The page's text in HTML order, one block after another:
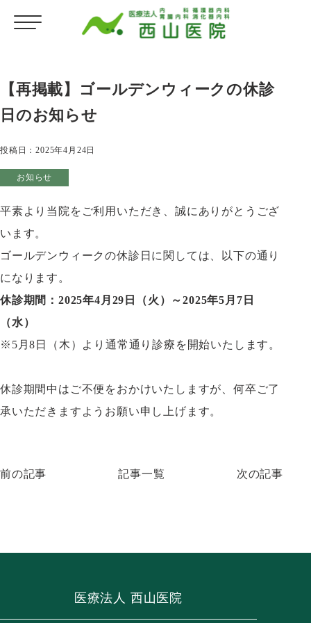
【再掲載】ゴールデンウィークの休診
日のお知らせ
投稿日：2025年4月24日
お知らせ
平素より当院をご利用いただき、誠にありがとうござ
います。
ゴールデンウィークの休診日に関しては、以下の通り
になります。
休診期間：2025年4月29日（火）～2025年5月7日
（水）
※5月8日（木）より通常通り診療を開始いたします。
休診期間中はご不便をおかけいたしますが、何卒ご了
承いただきますようお願い申し上げます。
前の記事 記事一覧 次の記事
医療法人 西山医院